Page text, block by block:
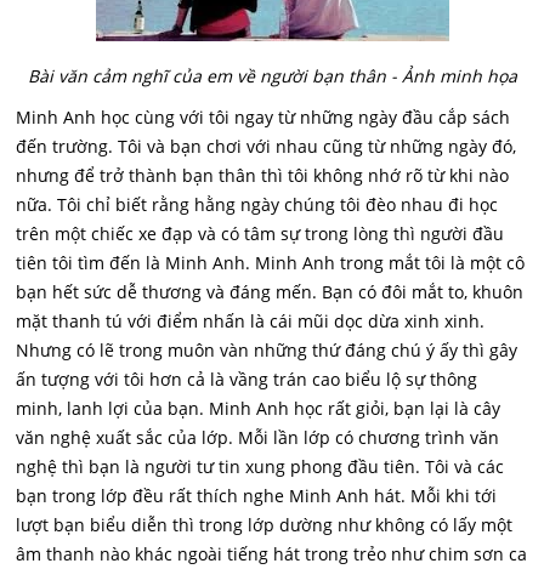
Bài văn cảm nghĩ của em về người bạn thân - Ảnh minh họa
Minh Anh học cùng với tôi ngay từ những ngày đầu cắp sách
đến trường. Tôi và bạn chơi với nhau cũng từ những ngày đó,
nhưng để trở thành bạn thân thì tôi không nhớ rõ từ khi nào
nữa. Tôi chỉ biết rằng hằng ngày chúng tôi đèo nhau đi học
trên một chiếc xe đạp và có tâm sự trong lòng thì người đầu
tiên tôi tìm đến là Minh Anh. Minh Anh trong mắt tôi là một cô
bạn hết sức dễ thương và đáng mến. Bạn có đôi mắt to, khuôn
mặt thanh tú với điểm nhấn là cái mũi dọc dừa xinh xinh.
Nhưng có lẽ trong muôn vàn những thứ đáng chú ý ấy thì gây
ấn tượng với tôi hơn cả là vầng trán cao biểu lộ sự thông
minh, lanh lợi của bạn. Minh Anh học rất giỏi, bạn lại là cây
văn nghệ xuất sắc của lớp. Mỗi lần lớp có chương trình văn
nghệ thì bạn là người tư tin xung phong đầu tiên. Tôi và các
bạn trong lớp đều rất thích nghe Minh Anh hát. Mỗi khi tới
lượt bạn biểu diễn thì trong lớp dường như không có lấy một
âm thanh nào khác ngoài tiếng hát trong trẻo như chim sơn ca